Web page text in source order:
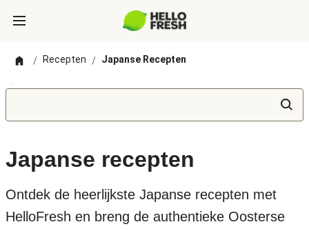
/ Recepten / Japanse Recepten
Japanse recepten
Ontdek de heerlijkste Japanse recepten met
HelloFresh en breng de authentieke Oosterse